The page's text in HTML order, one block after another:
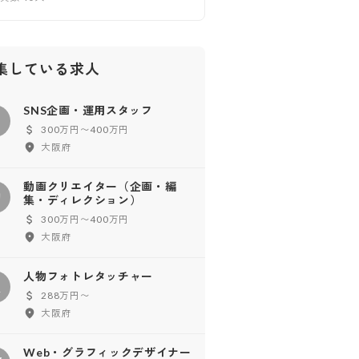
している求人
SNS企画・運用スタッフ
300万円〜400万円
大阪府
動画クリエイター（企画・編
集・ディレクション）
300万円〜400万円
大阪府
人物フォトレタッチャー
288万円〜
大阪府
Web・グラフィックデザイナー